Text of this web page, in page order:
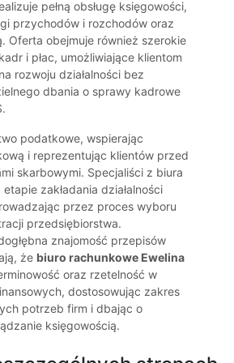
pełną obsługę księgowości,
przychodów i rozchodów oraz
Oferta obejmuje również szerokie
i płac, umożliwiające klientom
rozwoju działalności bez
dbania o sprawy kadrowe
podatkowe, wspierając
i reprezentując klientów przed
skarbowymi. Specjaliści z biura
zakładania działalności
przez proces wyboru
przedsiębiorstwa.
znajomość przepisów
że biuro rachunkowe Ewelina
oraz rzetelność w
dostosowując zakres
potrzeb firm i dbając o
księgowością.